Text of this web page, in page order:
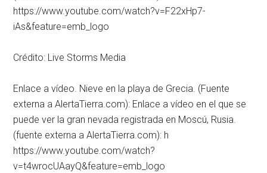
https://www.youtube.com/watch?v=F22xHp7-
iAs&feature=emb_logo
Crédito: Live Storms Media
Enlace a vídeo. Nieve en la playa de Grecia. (Fuente
externa a AlertaTierra.com): Enlace a vídeo en el que se
puede ver la gran nevada registrada en Moscú, Rusia.
(fuente externa a AlertaTierra.com): h
https://www.youtube.com/watch?
v=t4wrocUAayQ&feature=emb_logo